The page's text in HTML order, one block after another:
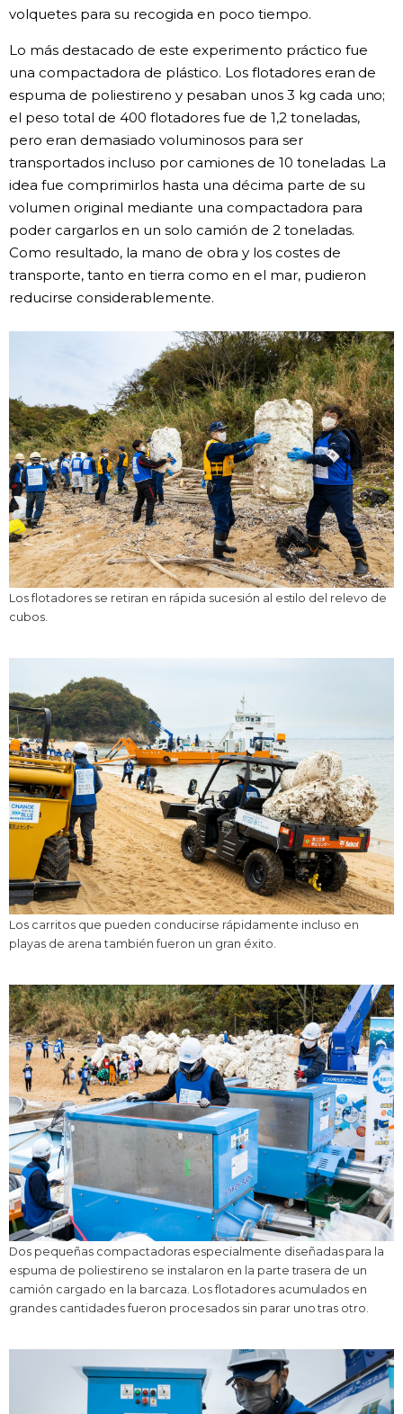
volquetes para su recogida en poco tiempo.
Lo más destacado de este experimento práctico fue
una compactadora de plástico. Los flotadores eran de
espuma de poliestireno y pesaban unos 3 kg cada uno;
el peso total de 400 flotadores fue de 1,2 toneladas,
pero eran demasiado voluminosos para ser
transportados incluso por camiones de 10 toneladas. La
idea fue comprimirlos hasta una décima parte de su
volumen original mediante una compactadora para
poder cargarlos en un solo camión de 2 toneladas.
Como resultado, la mano de obra y los costes de
transporte, tanto en tierra como en el mar, pudieron
reducirse considerablemente.
Los flotadores se retiran en rápida sucesión al estilo del relevo de
cubos.
Los carritos que pueden conducirse rápidamente incluso en
playas de arena también fueron un gran éxito.
Dos pequeñas compactadoras especialmente diseñadas para la
espuma de poliestireno se instalaron en la parte trasera de un
camión cargado en la barcaza. Los flotadores acumulados en
grandes cantidades fueron procesados sin parar uno tras otro.